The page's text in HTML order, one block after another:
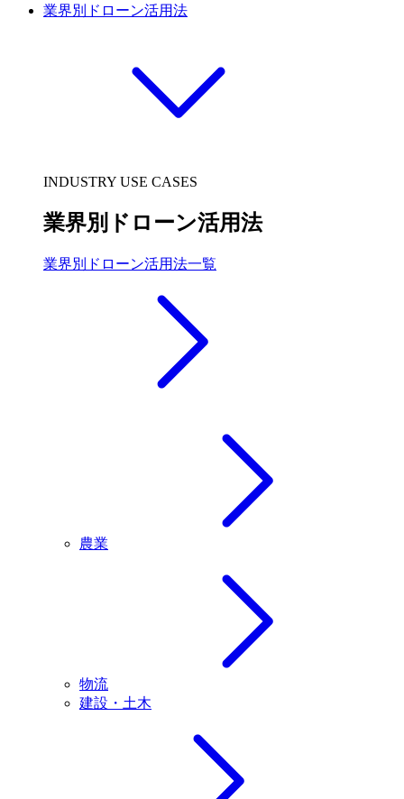
業界別ドローン活用法
INDUSTRY USE CASES
業界別ドローン活用法
業界別ドローン活用法一覧
農業
物流
建設・土木